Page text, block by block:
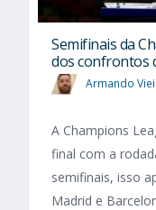
Semifinais da
dos confrontos
Armando
A Champions
final com a
semifinais, isso
Madrid e